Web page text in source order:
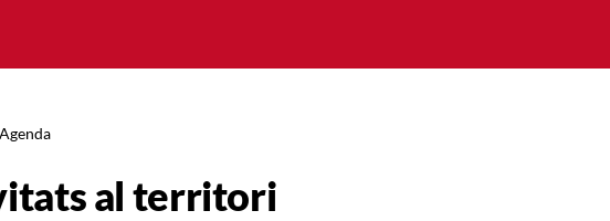
Agenda
al territori